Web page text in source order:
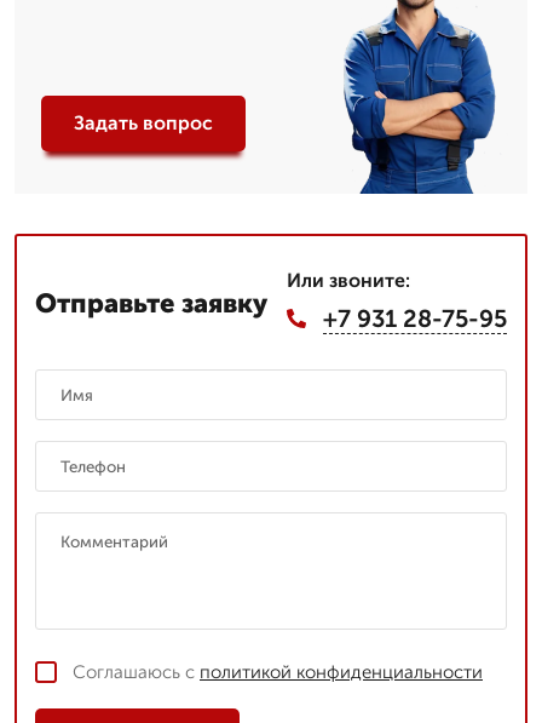
Задать вопрос
Отправьте заявку
Или звоните:
+7 931 28-75-95
Соглашаюсь с политикой конфиденциальности